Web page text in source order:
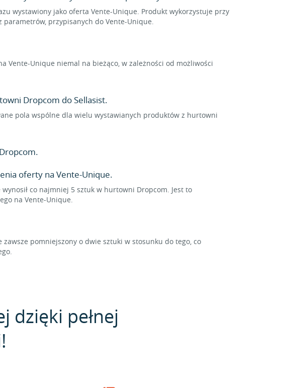
wystawiony jako oferta Vente-Unique. Produkt wykorzystuje przy
przypisanych do Vente-Unique.
Vente-Unique niemal na bieżąco, w zależności od możliwości
Dropcom do Sellasist.
pola wspólne dla wielu wystawianych produktów z hurtowni
oferty na Vente-Unique.
co najmniej 5 sztuk w hurtowni Dropcom. Jest to
na Vente-Unique.
pomniejszony o dwie sztuki w stosunku do tego, co
dzięki pełnej